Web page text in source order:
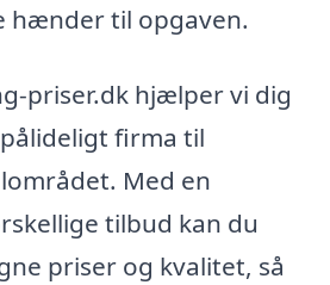
hænder til opgaven.
priser.dk hjælper vi dig
firma til
Med en
tilbud kan du
priser og kvalitet, så